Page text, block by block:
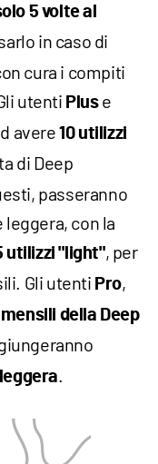
5 volte al
in caso di
cura i compiti
utenti Pluse
avere10 utilizzi
di Deep
passeranno
con la
utilizzi "light", per
Gli utenti Pro,
della Deep
.